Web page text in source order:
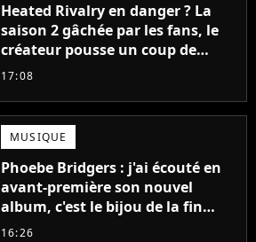
Heated Rivalry en danger ? La
saison 2 gâchée par les fans, le
créateur pousse un coup de
gueule
17:08
MUSIQUE
Phoebe Bridgers : j'ai écouté en
avant-première son nouvel
album, c'est le bijou de la fin
d'été
16:26